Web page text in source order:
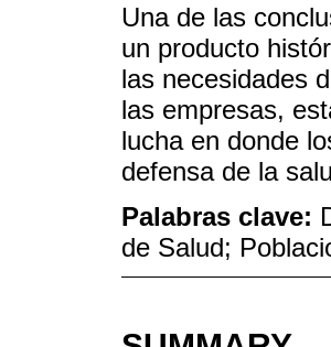
Una de las
un producto
las necesidades
las empresas,
lucha en donde
defensa de la
Palabras clave:
de Salud;